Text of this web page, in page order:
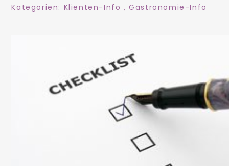
Kategorien: Klienten-Info ,Gastronomie-Info